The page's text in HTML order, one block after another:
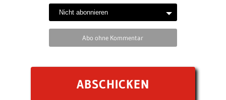
Abo ohne Kommentar